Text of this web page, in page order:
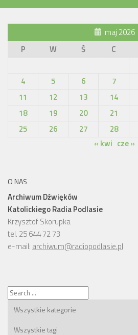
maj 2026
P
W Ś C
4
5 6 7
11
12 13 14
18
19 20 21
25
26 27 28
« kwi cze »
O NAS
Archiwum Dźwięków
Katolickiego Radia Podlasie
Krzysztof Skorupka
tel. 25 644 72 73
e-mail: archiwum@radiopodlasie.pl